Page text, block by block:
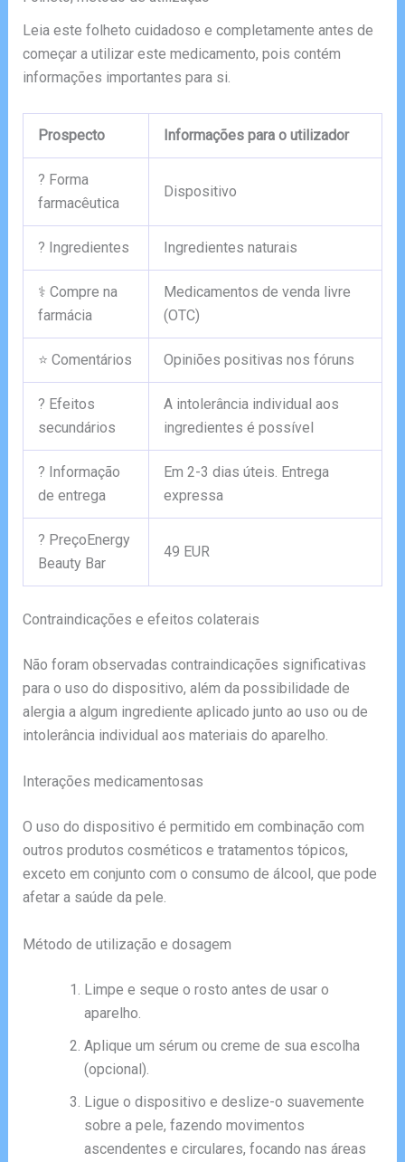
Leia este folheto cuidadoso e completamente antes de
começar a utilizar este medicamento, pois contém
informações importantes para si.
Prospecto Informações para o utilizador
? Forma
farmacêutica
Dispositivo
? Ingredientes Ingredientes naturais
⚕️ Compre na
farmácia
Medicamentos de venda livre
(OTC)
⭐ Comentários Opiniões positivas nos fóruns
? Efeitos
secundários
A intolerância individual aos
ingredientes é possível
? Informação
de entrega
Em 2-3 dias úteis. Entrega
expressa
? PreçoEnergy
Beauty Bar
49 EUR
Contraindicações e efeitos colaterais
Não foram observadas contraindicações significativas
para o uso do dispositivo, além da possibilidade de
alergia a algum ingrediente aplicado junto ao uso ou de
intolerância individual aos materiais do aparelho.
Interações medicamentosas
O uso do dispositivo é permitido em combinação com
outros produtos cosméticos e tratamentos tópicos,
exceto em conjunto com o consumo de álcool, que pode
afetar a saúde da pele.
Método de utilização e dosagem
Limpe e seque o rosto antes de usar o
aparelho.
Aplique um sérum ou creme de sua escolha
(opcional).
Ligue o dispositivo e deslize-o suavemente
sobre a pele, fazendo movimentos
ascendentes e circulares, focando nas áreas